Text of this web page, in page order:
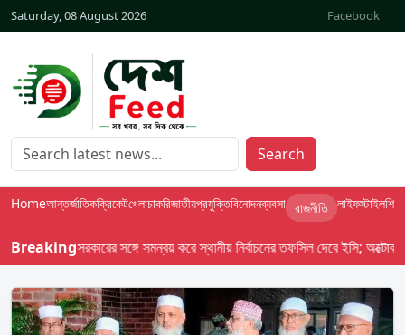
Saturday, 08 August 2026 Facebook
Search
Homeআন্তর্জাতিকক্রিকেটখেলাচাকরিজাতীয়প্রযুক্তিবিনোদনব্যবসা রাজনীতি লাইফস্টাইলশিক্ষা
Breaking
দেশ-৯৮ : সরকারের সঙ্গে সমন্বয় করে স্থানীয় নির্বাচনের তফসিল দেবে ইসি; অক্টোবর